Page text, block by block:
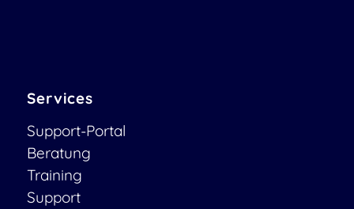
Services
Support-Portal
Beratung
Training
Support